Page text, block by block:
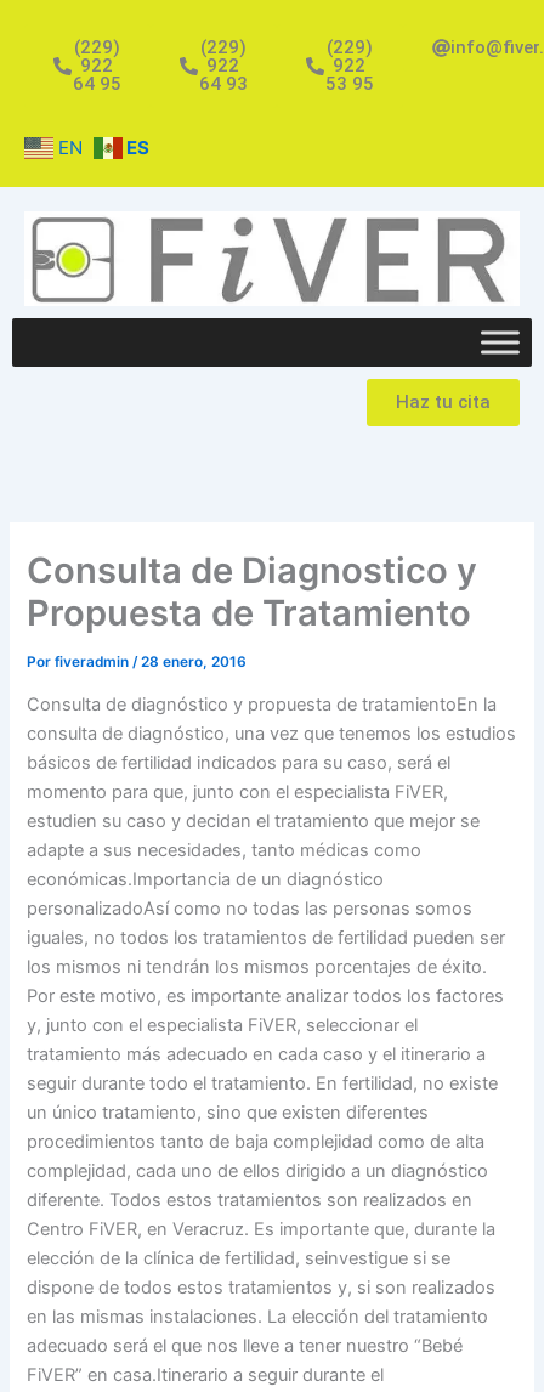
contenido
(229)
922
64 95
(229)
922
64 93
(229)
922
53 95
EN ES
Haz tu cita
Consulta de Diagnostico y
Propuesta de Tratamiento
Porfiveradmin /28 enero, 2016
Consulta de diagnóstico y propuesta de tratamientoEn la
consulta de diagnóstico, una vez que tenemos los estudios
básicos de fertilidad indicados para su caso, será el
momento para que, junto con el especialista FiVER,
estudien su caso y decidan el tratamiento que mejor se
adapte a sus necesidades, tanto médicas como
económicas.Importancia de un diagnóstico
personalizadoAsí como no todas las personas somos
iguales, no todos los tratamientos de fertilidad pueden ser
los mismos ni tendrán los mismos porcentajes de éxito.
Por este motivo, es importante analizar todos los factores
y, junto con el especialista FiVER, seleccionar el
tratamiento más adecuado en cada caso y el itinerario a
seguir durante todo el tratamiento. En fertilidad, no existe
un único tratamiento, sino que existen diferentes
procedimientos tanto de baja complejidad como de alta
complejidad, cada uno de ellos dirigido a un diagnóstico
diferente. Todos estos tratamientos son realizados en
Centro FiVER, en Veracruz. Es importante que, durante la
elección de la clínica de fertilidad, seinvestigue si se
dispone de todos estos tratamientos y, si son realizados
en las mismas instalaciones. La elección del tratamiento
adecuado será el que nos lleve a tener nuestro “Bebé
FiVER” en casa.Itinerario a seguir durante el